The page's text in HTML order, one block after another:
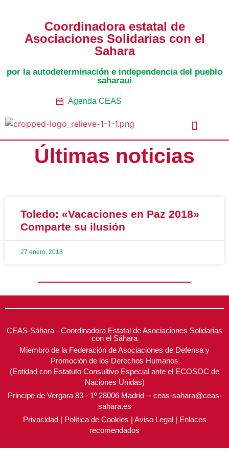
Coordinadora estatal de
Asociaciones Solidarias con el
Sahara
por la autodeterminación e independencia del pueblo
saharaui
Agenda CEAS
Últimas noticias
Toledo: «Vacaciones en Paz 2018»
Comparte su ilusión
27 enero, 2018
CEAS-Sáhara - Coordinadora Estatal de Asociaciones Solidarias
con el Sáhara
Miembro de la Federación de Asociaciones de Defensa y
Promoción de los Derechos Humanos
(Entidad con Estatuto Consultivo Especial ante el ECOSOC de
Naciones Unidas)
Principe de Vergara 83 - 1º 28006 Madrid -- ceas-sahara@ceas-
sahara.es
Privacidad| Política de Cookies | Aviso Legal| Enlaces
recomendados